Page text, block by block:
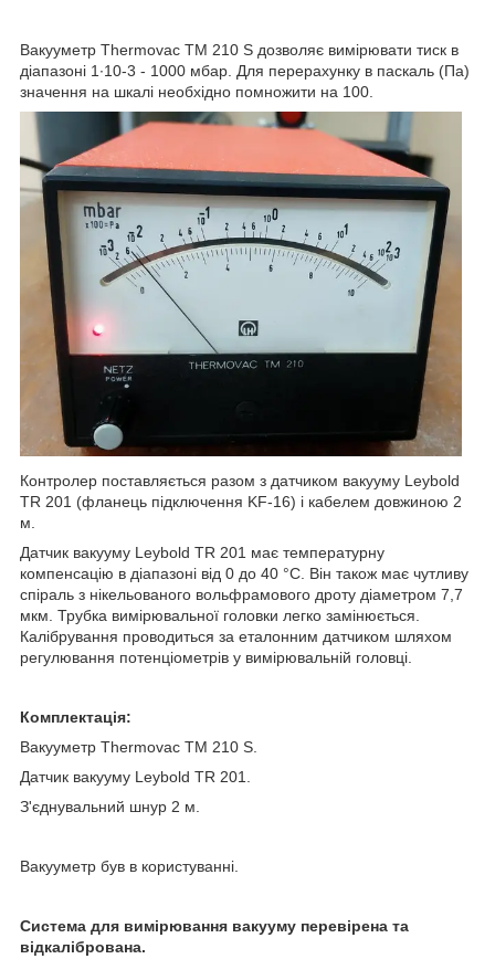
Вакууметр Thermovac TM 210 S дозволяє вимірювати тиск в
діапазоні 1∙10-3 - 1000 мбар. Для перерахунку в паскаль (Па)
значення на шкалі необхідно помножити на 100.
Контролер поставляється разом з датчиком вакууму Leybold
TR 201 (фланець підключення KF-16) і кабелем довжиною 2
м.
Датчик вакууму Leybold TR 201 має температурну
компенсацію в діапазоні від 0 до 40 °C. Він також має чутливу
спіраль з нікельованого вольфрамового дроту діаметром 7,7
мкм. Трубка вимірювальної головки легко замінюється.
Калібрування проводиться за еталонним датчиком шляхом
регулювання потенціометрів у вимірювальній головці.
Комплектація:
Вакууметр Thermovac TM 210 S.
Датчик вакууму Leybold TR 201.
З'єднувальний шнур 2 м.
Вакууметр був в користуванні.
Система для вимірювання вакууму перевірена та
відкалібрована.